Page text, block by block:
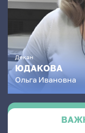
Декан
ЮДАКОВА
Ольга Ивановна